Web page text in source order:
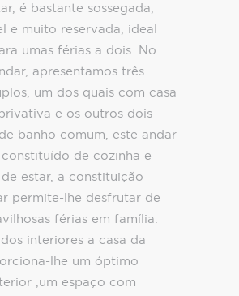
é bastante sossegada,
e muito reservada, ideal
umas férias a dois. No
apresentamos três
um dos quais com casa
e os outros dois
banho comum, este andar
de cozinha e
de estar, a constituição
permite-lhe desfrutar de
férias em família.
interiores a casa da
lhe um óptimo
,um espaço com